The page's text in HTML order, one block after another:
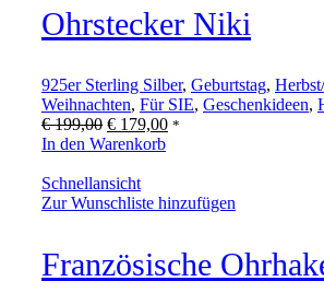
Ohrstecker Niki
925er Sterling Silber, Geburtstag,
Weihnachten, Für SIE, Geschenkideen,
€199,00 Ursprünglicher
Preis
€ 199,00
€ 179,00Aktueller
*
In den Warenkorb
Schnellansicht
Zur Wunschliste hinzufügen
Französische